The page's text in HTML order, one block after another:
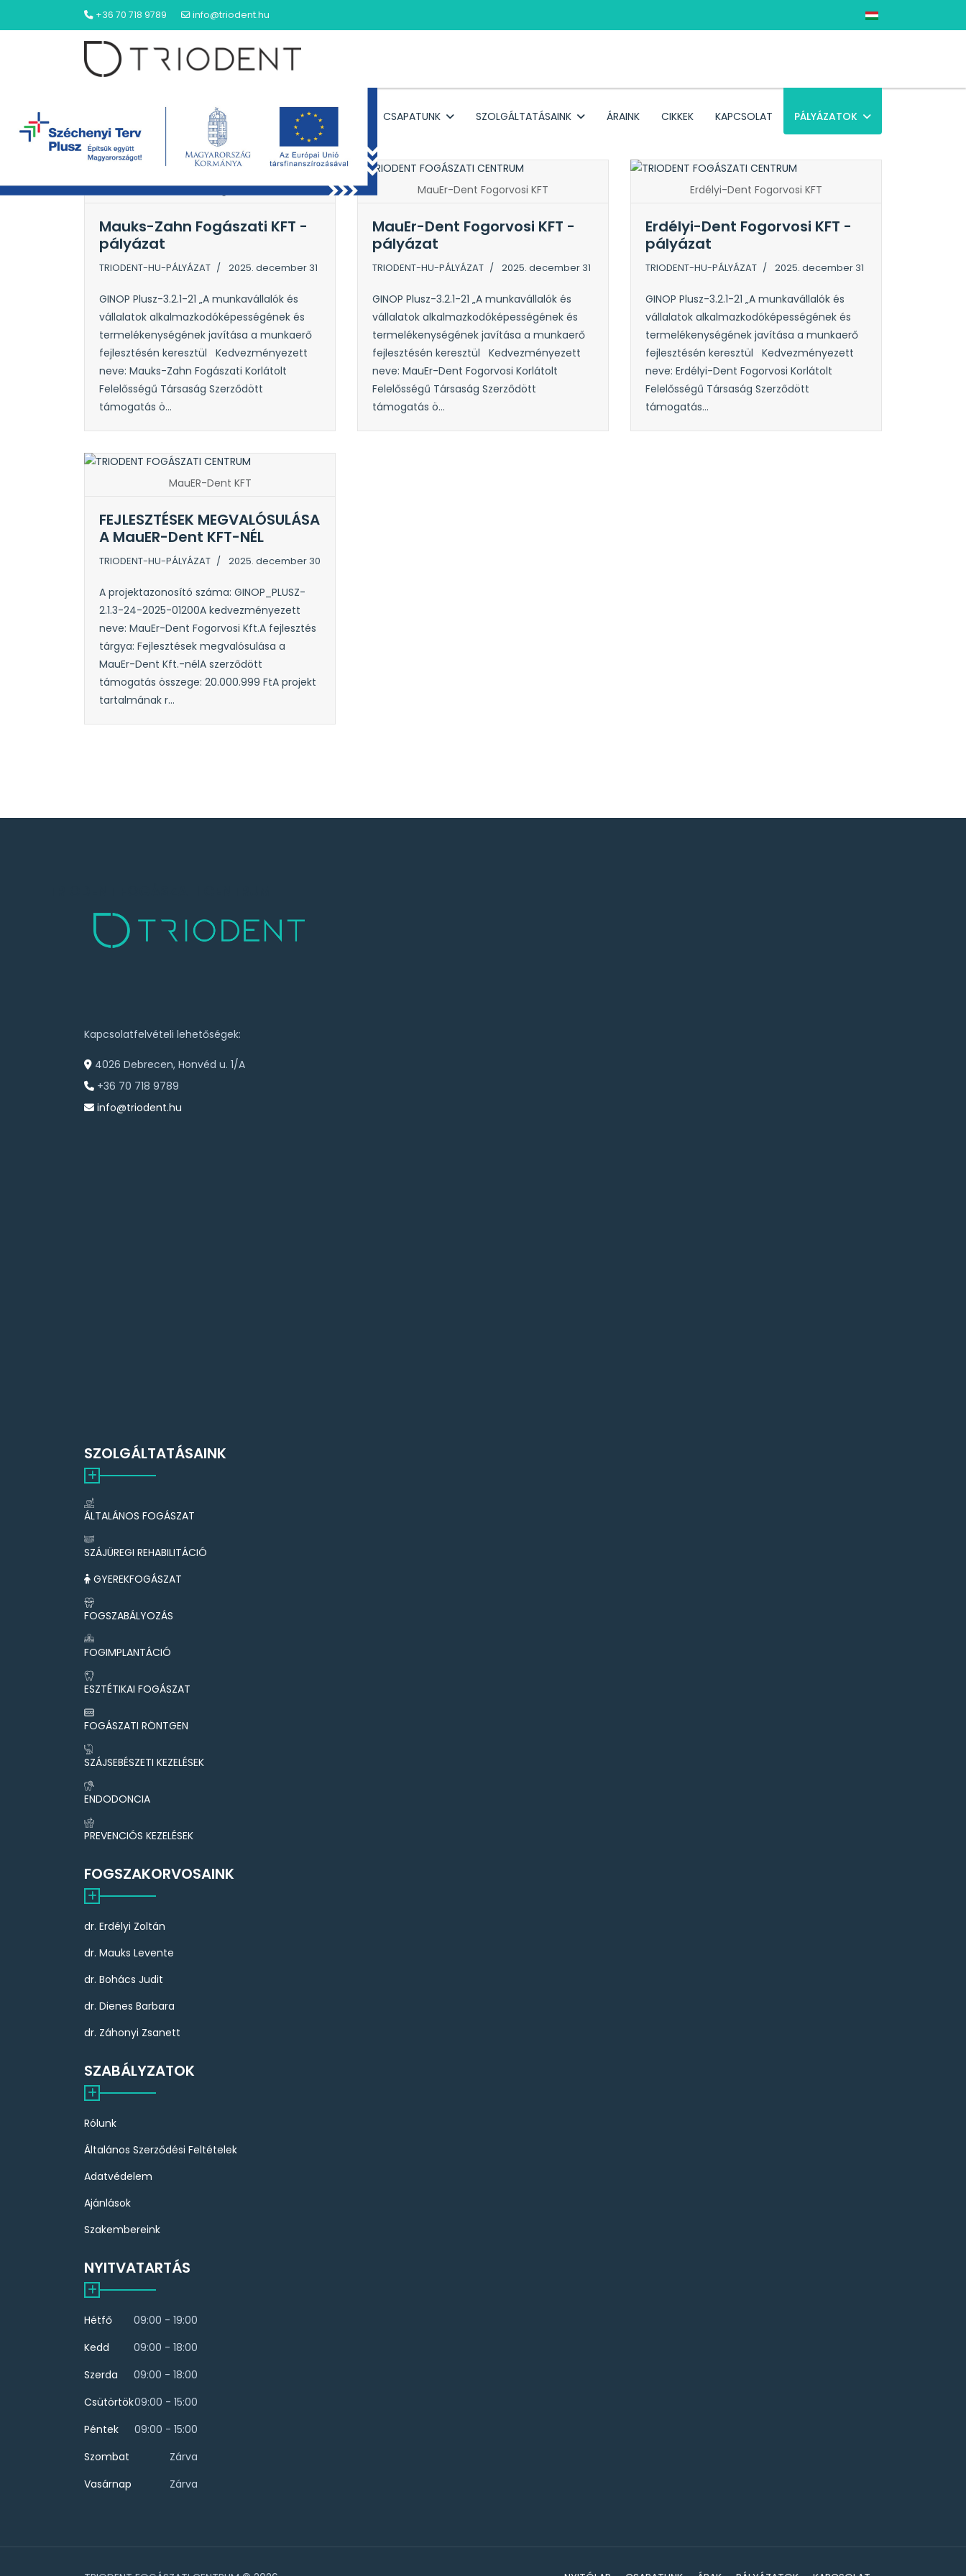
+36 70 718 9789 info@triodent.hu Válasszon nyelvet
NYITÓLAP CSAPATUNK SZOLGÁLTATÁSAINK ÁRAINK CIKKEK KAPCSOLAT PÁLYÁZATOK
Mauks-Zahn Fogászati KFT
Mauks-Zahn Fogászati KFT -
pályázat
TRIODENT-HU-PÁLYÁZAT 2025. december 31
GINOP Plusz-3.2.1-21 „A munkavállalók és
vállalatok alkalmazkodóképességének és
termelékenységének javítása a munkaerő
fejlesztésén keresztül Kedvezményezett
neve: Mauks-Zahn Fogászati Korlátolt
Felelősségű Társaság Szerződött
támogatás ö...
MauEr-Dent Fogorvosi KFT
MauEr-Dent Fogorvosi KFT -
pályázat
TRIODENT-HU-PÁLYÁZAT 2025. december 31
GINOP Plusz-3.2.1-21 „A munkavállalók és
vállalatok alkalmazkodóképességének és
termelékenységének javítása a munkaerő
fejlesztésén keresztül Kedvezményezett
neve: MauEr-Dent Fogorvosi Korlátolt
Felelősségű Társaság Szerződött
támogatás ö...
Erdélyi-Dent Fogorvosi KFT
Erdélyi-Dent Fogorvosi KFT -
pályázat
TRIODENT-HU-PÁLYÁZAT 2025. december 31
GINOP Plusz-3.2.1-21 „A munkavállalók és
vállalatok alkalmazkodóképességének és
termelékenységének javítása a munkaerő
fejlesztésén keresztül Kedvezményezett
neve: Erdélyi-Dent Fogorvosi Korlátolt
Felelősségű Társaság Szerződött
támogatás...
MauER-Dent KFT
FEJLESZTÉSEK MEGVALÓSULÁSA
A MauER-Dent KFT-NÉL
TRIODENT-HU-PÁLYÁZAT 2025. december 30
A projektazonosító száma: GINOP_PLUSZ-
2.1.3-24-2025-01200A kedvezményezett
neve: MauEr-Dent Fogorvosi Kft.A fejlesztés
tárgya: Fejlesztések megvalósulása a
MauEr-Dent Kft.-nélA szerződött
támogatás összege: 20.000.999 FtA projekt
tartalmának r...
Kapcsolatfelvételi lehetőségek:
4026 Debrecen, Honvéd u. 1/A
+36 70 718 9789
info@triodent.hu
SZOLGÁLTATÁSAINK
ÁLTALÁNOS FOGÁSZAT
SZÁJÜREGI REHABILITÁCIÓ
GYEREKFOGÁSZAT
FOGSZABÁLYOZÁS
FOGIMPLANTÁCIÓ
ESZTÉTIKAI FOGÁSZAT
FOGÁSZATI RÖNTGEN
SZÁJSEBÉSZETI KEZELÉSEK
ENDODONCIA
PREVENCIÓS KEZELÉSEK
FOGSZAKORVOSAINK
dr. Erdélyi Zoltán
dr. Mauks Levente
dr. Bohács Judit
dr. Dienes Barbara
dr. Záhonyi Zsanett
SZABÁLYZATOK
Rólunk
Általános Szerződési Feltételek
Adatvédelem
Ajánlások
Szakembereink
NYITVATARTÁS
Hétfő
09:00 - 19:00
Kedd
09:00 - 18:00
Szerda
09:00 - 18:00
Csütörtök09:00 - 15:00
Péntek
09:00 - 15:00
Szombat
Zárva
Vasárnap
Zárva